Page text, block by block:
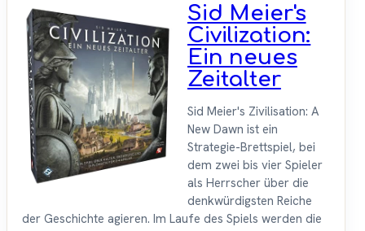
Sid Meier's
Civilization:
Ein neues
Zeitalter
Sid Meier's Zivilisation: A
New Dawn ist ein
Strategie-Brettspiel, bei
dem zwei bis vier Spieler
als Herrscher über die
denkwürdigsten Reiche
der Geschichte agieren. Im Laufe des Spiels werden die